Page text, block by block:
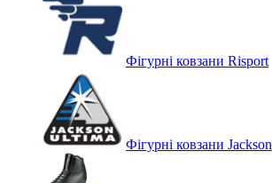
Фігурні ковзани Risport
Фігурні ковзани Jackson